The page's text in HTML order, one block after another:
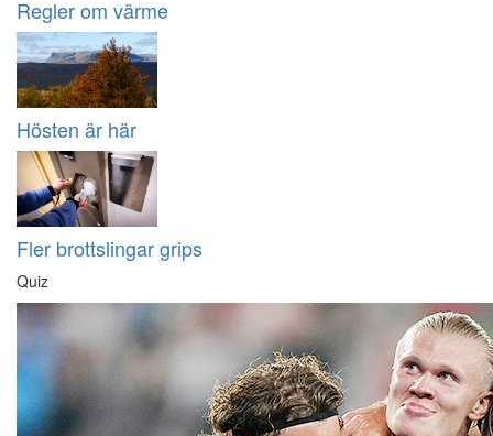
Regler om värme
Hösten är här
Fler brottslingar grips
Quiz